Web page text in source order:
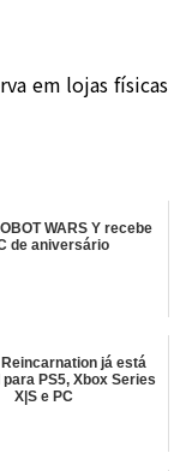
em lojas físicas
WARS Y recebe
de aniversário
já está
PS5, Xbox Series
X|S e PC